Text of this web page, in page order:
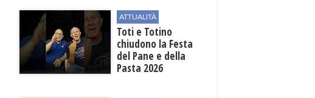
ATTUALITÀ
Toti e Totino
chiudono la Festa
del Pane e della
Pasta 2026